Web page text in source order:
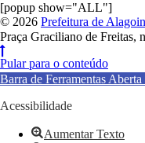
[popup show="ALL"]
© 2026 Prefeitura de
Praça Graciliano de
Pular para o conteúdo
Barra de Ferramentas Aberta
Acessibilidade
Aumentar Texto